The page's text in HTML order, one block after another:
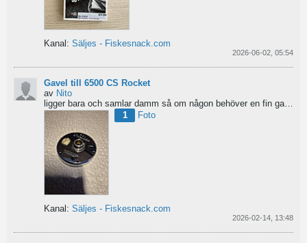
Kanal: Säljes - Fiskesnack.com
2026-06-02, 05:54
Gavel till 6500 CS Rocket
av Nito
1
Foto
Kanal: Säljes - Fiskesnack.com
2026-02-14, 13:48